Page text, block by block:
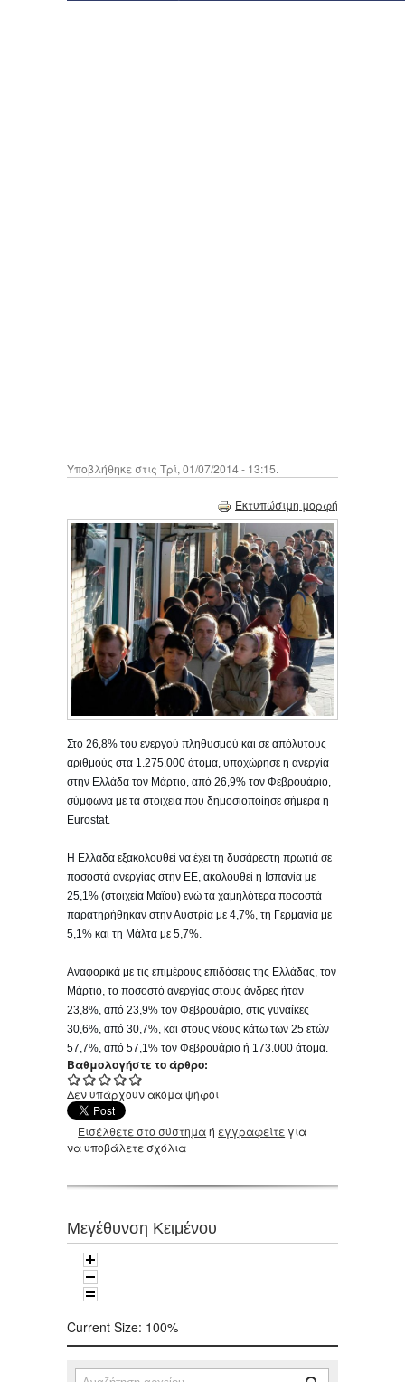
Υποβλήθηκε στις Τρί, 01/07/2014 - 13:15.
Εκτυπώσιμη μορφή
Στο 26,8% του ενεργού πληθυσμού και σε απόλυτους
αριθμούς στα 1.275.000 άτομα, υποχώρησε η ανεργία
στην Ελλάδα τον Μάρτιο, από 26,9% τον Φεβρουάριο,
σύμφωνα με τα στοιχεία που δημοσιοποίησε σήμερα η
Eurostat.
Η Ελλάδα εξακολουθεί να έχει τη δυσάρεστη πρωτιά σε
ποσοστά ανεργίας στην ΕΕ, ακολουθεί η Ισπανία με
25,1% (στοιχεία Μαϊου) ενώ τα χαμηλότερα ποσοστά
παρατηρήθηκαν στην Αυστρία με 4,7%, τη Γερμανία με
5,1% και τη Μάλτα με 5,7%.
Αναφορικά με τις επιμέρους επιδόσεις της Ελλάδας, τον
Μάρτιο, το ποσοστό ανεργίας στους άνδρες ήταν
23,8%, από 23,9% τον Φεβρουάριο, στις γυναίκες
30,6%, από 30,7%, και στους νέους κάτω των 25 ετών
57,7%, από 57,1% τον Φεβρουάριο ή 173.000 άτομα.
Βαθμολογήστε το άρθρο:
Δεν υπάρχουν ακόμα ψήφοι
Εισέλθετε στο σύστημαή εγγραφείτε για
να υποβάλετε σχόλια
Μεγέθυνση Κειμένου
Current Size: 100%
Φόρμα αναζήτησης
Αναζήτηση